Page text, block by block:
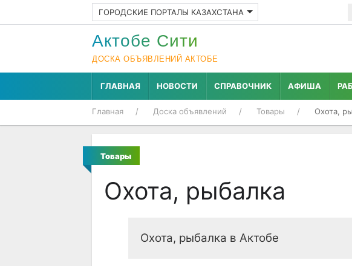
ГОРОДСКИЕ ПОРТАЛЫ КАЗАХСТАНА
Актобе Cити
ДОСКА ОБЪЯВЛЕНИЙ АКТОБЕ
ГЛАВНАЯ НОВОСТИ СПРАВОЧНИК АФИША
Главная Доска объявлений Товары Охота,
Товары
Охота, рыбалка
Охота, рыбалка в Актобе